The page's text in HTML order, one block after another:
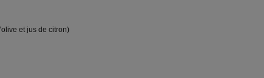
et jus de citron)